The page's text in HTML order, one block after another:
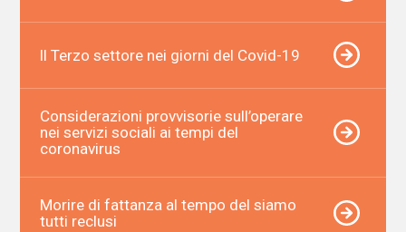
ll Terzo settore nei giorni del Covid-19
Considerazioni provvisorie sull’operare
nei servizi sociali ai tempi del
coronavirus
Morire di fattanza al tempo del siamo
tutti reclusi